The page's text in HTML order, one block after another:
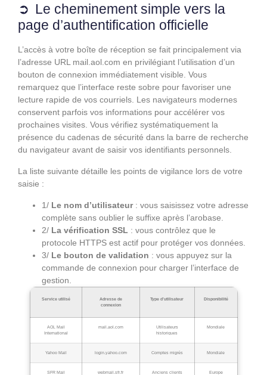
Le cheminement simple vers la
page d’authentification officielle
L’accès à votre boîte de réception se fait principalement via
l’adresse URL mail.aol.com en privilégiant l’utilisation d’un
bouton de connexion immédiatement visible. Vous
remarquez que l’interface reste sobre pour favoriser une
lecture rapide de vos courriels. Les navigateurs modernes
conservent parfois vos informations pour accélérer vos
prochaines visites. Vous vérifiez systématiquement la
présence du cadenas de sécurité dans la barre de recherche
du navigateur avant de saisir vos identifiants personnels.
La liste suivante détaille les points de vigilance lors de votre
saisie :
1/ Le nom d’utilisateur: vous saisissez votre adresse
complète sans oublier le suffixe après l’arobase.
2/ La vérification SSL : vous contrôlez que le
protocole HTTPS est actif pour protéger vos données.
3/ Le bouton de validation : vous appuyez sur la
commande de connexion pour charger l’interface de
gestion.
Service utilisé
Adresse de
connexion
Type d’utilisateur Disponibilité
AOL Mail
International
mail.aol.com
Utilisateurs
historiques
Mondiale
Yahoo Mail login.yahoo.com Comptes migrés Mondiale
SFR Mail webmail.sfr.fr
Anciens clients
Europe